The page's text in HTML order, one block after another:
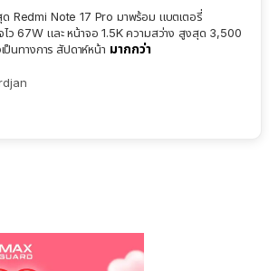
Redmi Note 17 Pro มาพร้อม แบตเตอรี่
ว 67W และ หน้าจอ 1.5K ความสว่าง สูงสุด 3,500
ป็นทางการ สัปดาห์หน้า มากกว่า